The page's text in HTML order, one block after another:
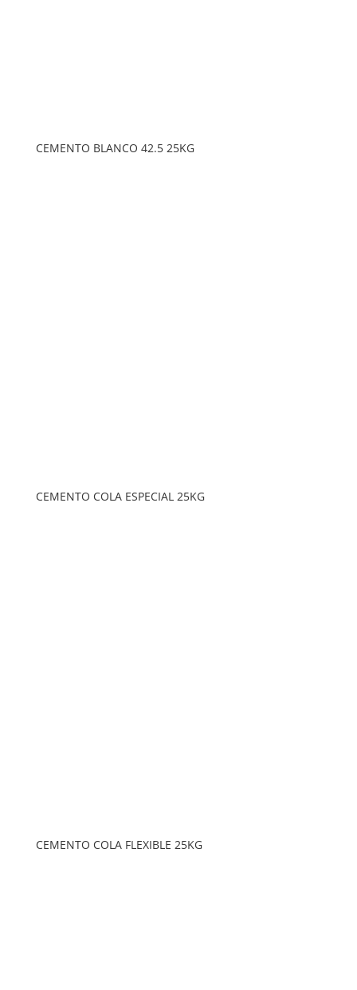
CEMENTO BLANCO 42.5 25KG
CEMENTO COLA ESPECIAL 25KG
CEMENTO COLA FLEXIBLE 25KG